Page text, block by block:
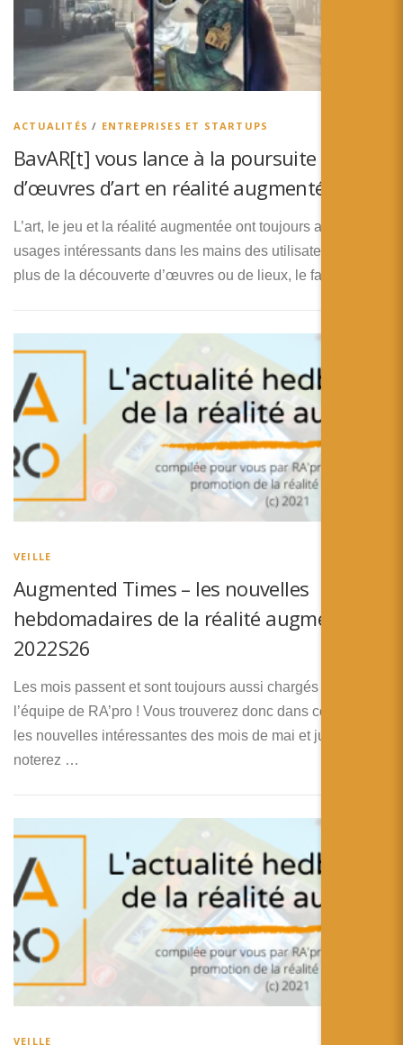
ACTUALITÉS / ENTREPRISES ET STARTUPS
BavAR[t] vous lance à la poursuite
d’œuvres d’art en réalité augmentée !
L’art, le jeu et la réalité augmentée ont toujours apporté des
usages intéressants dans les mains des utilisateurs. En
plus de la découverte d’œuvres ou de lieux, le fait d’être …
VEILLE
Augmented Times – les nouvelles
hebdomadaires de la réalité augmentée –
2022S26
Les mois passent et sont toujours aussi chargés pour
l’équipe de RA’pro ! Vous trouverez donc dans cette veilles
les nouvelles intéressantes des mois de mai et juin. Vous
noterez …
VEILLE